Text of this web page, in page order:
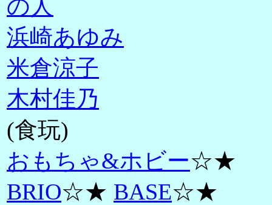
の人
浜崎あゆみ
米倉涼子
木村佳乃
(食玩)
おもちゃ&ホビー☆★
BRIO☆★ BASE☆★